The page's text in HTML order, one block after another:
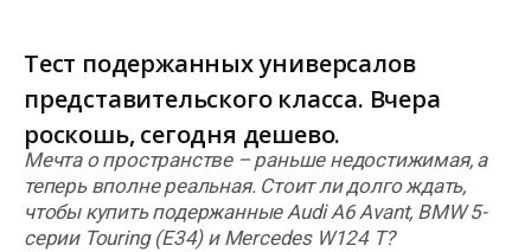
Тест подержанных универсалов
представительского класса. Вчера
роскошь, сегодня дешево.
Мечта о пространстве – раньше недостижимая, а
теперь вполне реальная. Стоит ли долго ждать,
чтобы купить подержанные Audi A6 Avant, BMW 5-
серии Touring (E34) и Mercedes W124 T?